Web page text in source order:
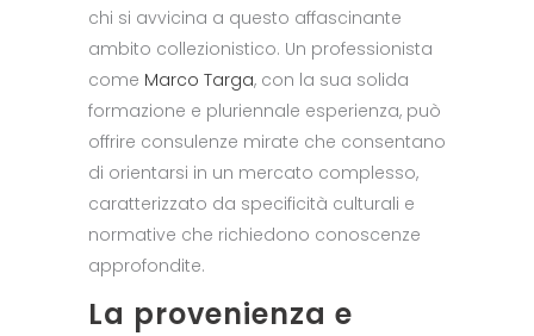
chi si avvicina a questo affascinante
ambito collezionistico. Un professionista
come Marco Targa, con la sua solida
formazione e pluriennale esperienza, può
offrire consulenze mirate che consentano
di orientarsi in un mercato complesso,
caratterizzato da specificità culturali e
normative che richiedono conoscenze
approfondite.
La provenienza e